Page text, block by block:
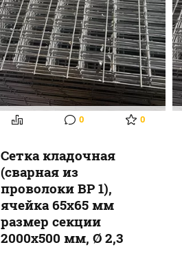
0 0
Сетка кладочная
(сварная из
проволоки ВР 1),
ячейка 65х65 мм
размер секции
2000х500 мм, Ø 2,3